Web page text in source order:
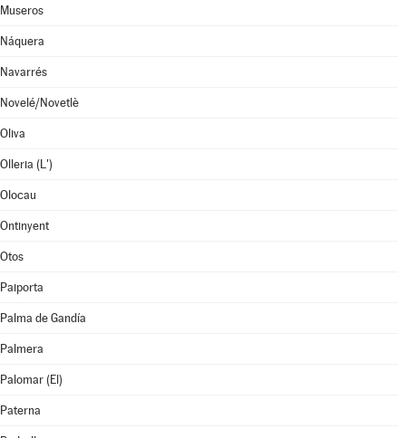
Museros
Náquera
Navarrés
Novelé/Novetlè
Oliva
Olleria (L')
Olocau
Ontinyent
Otos
Paiporta
Palma de Gandía
Palmera
Palomar (El)
Paterna